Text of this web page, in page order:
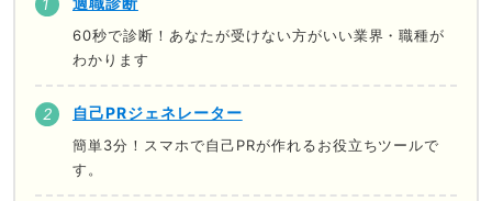
60秒で診断！あなたが受けない方がいい業界・職種が
わかります
自己PRジェネレーター
簡単3分！スマホで自己PRが作れるお役立ちツールで
す。